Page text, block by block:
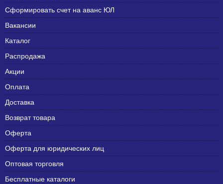
Сформировать счет на аванс ЮЛ
Вакансии
Каталог
Распродажа
Акции
Оплата
Доставка
Возврат товара
Оферта
Оферта для юридических лиц
Оптовая торговля
Бесплатные каталоги